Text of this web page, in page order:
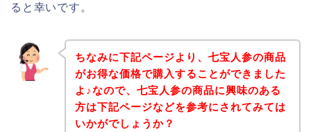
ると幸いです。
ちなみに下記ページより、七宝人参の商品
がお得な価格で購入することができました
よ♪なので、七宝人参の商品に興味のある
方は下記ページなどを参考にされてみては
いかがでしょうか？